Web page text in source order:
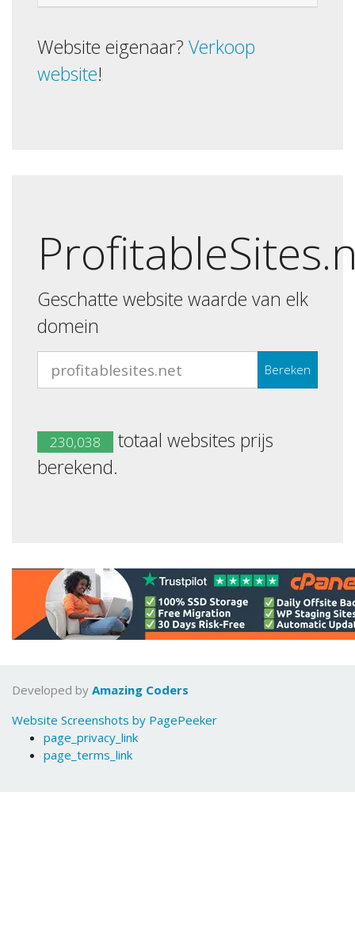
Website eigenaar? Verkoop
website!
Geschatte website waarde van elk
domein
Bereken
230,038
totaal websites prijs
berekend.
Developed by Amazing Coders
Website Screenshots by PagePeeker
page_privacy_link
page_terms_link